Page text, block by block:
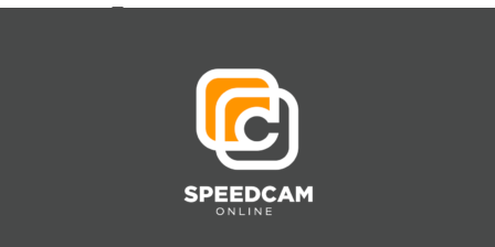
Помощь водителю